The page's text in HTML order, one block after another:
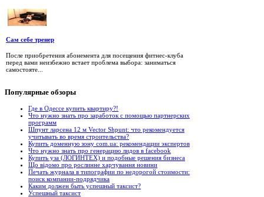
Сам себе тренер
После приобретения абонемента для посещения фитнес-клуба
перед вами неизбежно встает проблема выбора: заниматься
самостояте...
Популярные обзоры
Где в Одессе купить квартиру?!
Что нужно знать про заработок с помощью партнерских
программ
Шпунт ларсена 12 м Vector Shpunt: что рекомендуется
учитывать во время строительства?
Купить доменную зону com.ua: рекомендации экспертов
Что нужно знать про генерацию лидов в facebook
Купить уза (ЛОГИНТЕХ) и подобные решения бизнеса
Що відомо про рослинне харчування новини
Печать журнала в типографии по недорогой стоимости:
поиск компании-подрядчика
Каким должен быть успешный таксист?
Успешный таксист